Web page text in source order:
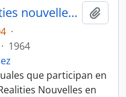
19 eme Salon des realities nouvelles du It frevrier au Ier mars 1964
·
· 1964
que participan en
Nouvelles en